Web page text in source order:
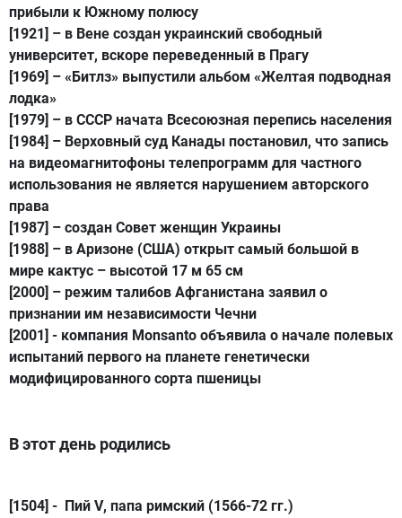
прибыли к Южному полюсу
[1921] – в Вене создан украинский свободный
университет, вскоре переведенный в Прагу
[1969] – «Битлз» выпустили альбом «Желтая подводная
лодка»
[1979] – в СССР начата Всесоюзная перепись населения
[1984] – Верховный суд Канады постановил, что запись
на видеомагнитофоны телепрограмм для частного
использования не является нарушением авторского
права
[1987] – создан Совет женщин Украины
[1988] – в Аризоне (США) открыт самый большой в
мире кактус – высотой 17 м 65 см
[2000] – режим талибов Афганистана заявил о
признании им независимости Чечни
[2001] - компания Monsanto объявила о начале полевых
испытаний первого на планете генетически
модифицированного сорта пшеницы
В этот день родились
[1504] - Пий V, папа римский (1566-72 гг.)